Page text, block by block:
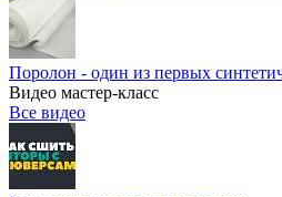
Поролон - один из первых
Видео мастер-класс
Все видео